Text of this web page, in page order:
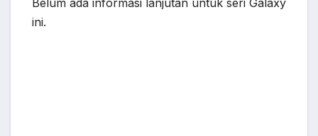
Belum ada informasi lanjutan untuk seri Galaxy
ini.